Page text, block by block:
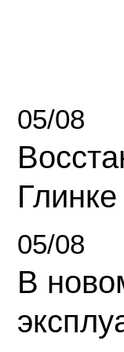
05/08
05/08
В